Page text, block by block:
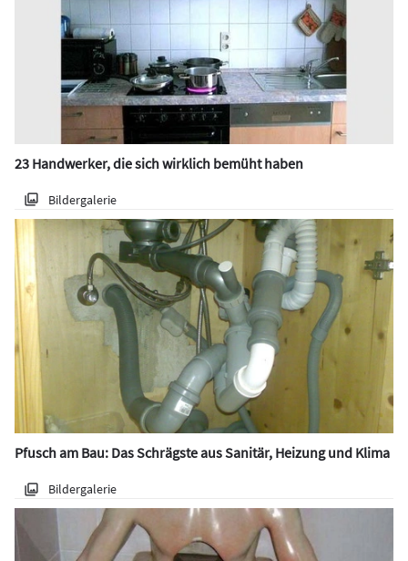
23 Handwerker, die sich wirklich bemüht haben
Bildergalerie
Pfusch am Bau: Das Schrägste aus Sanitär, Heizung und Klima
Bildergalerie